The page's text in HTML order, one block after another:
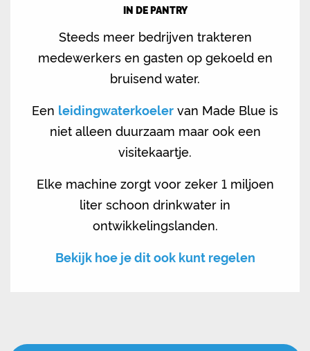
IN DE PANTRY
Steeds meer bedrijven trakteren
medewerkers en gasten op gekoeld en
bruisend water.
Een leidingwaterkoeler van Made Blue is
niet alleen duurzaam maar ook een
visitekaartje.
Elke machine zorgt voor zeker 1 miljoen
liter schoon drinkwater in
ontwikkelingslanden.
Bekijk hoe je dit ook kunt regelen